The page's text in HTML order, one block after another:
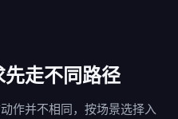
走不同路径
作并不相同，按场景选择入